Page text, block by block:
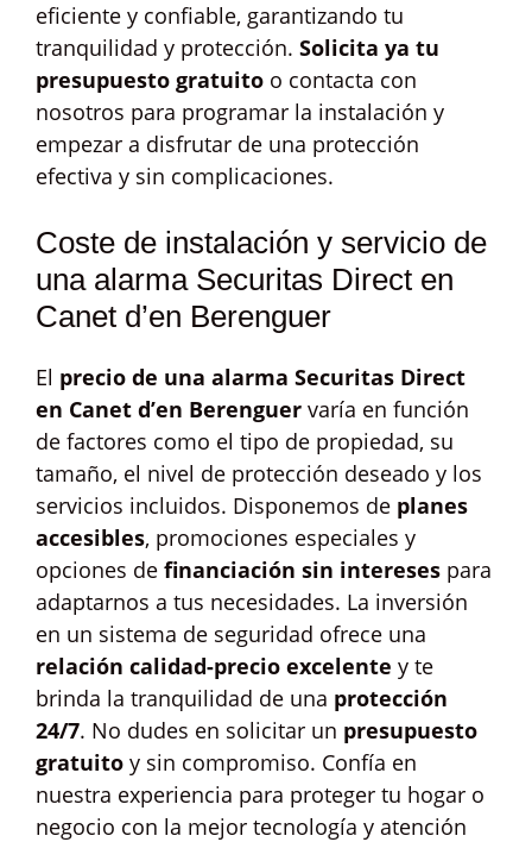
eficiente y confiable, garantizando tu
tranquilidad y protección. Solicita ya tu
presupuesto gratuito o contacta con
nosotros para programar la instalación y
empezar a disfrutar de una protección
efectiva y sin complicaciones.
Coste de instalación y servicio de
una alarma Securitas Direct en
Canet d’en Berenguer
El precio de una alarma Securitas Direct
en Canet d’en Berenguer varía en función
de factores como el tipo de propiedad, su
tamaño, el nivel de protección deseado y los
servicios incluidos. Disponemos de planes
accesibles, promociones especiales y
opciones de financiación sin intereses para
adaptarnos a tus necesidades. La inversión
en un sistema de seguridad ofrece una
relación calidad-precio excelente y te
brinda la tranquilidad de una protección
24/7. No dudes en solicitar un presupuesto
gratuito y sin compromiso. Confía en
nuestra experiencia para proteger tu hogar o
negocio con la mejor tecnología y atención